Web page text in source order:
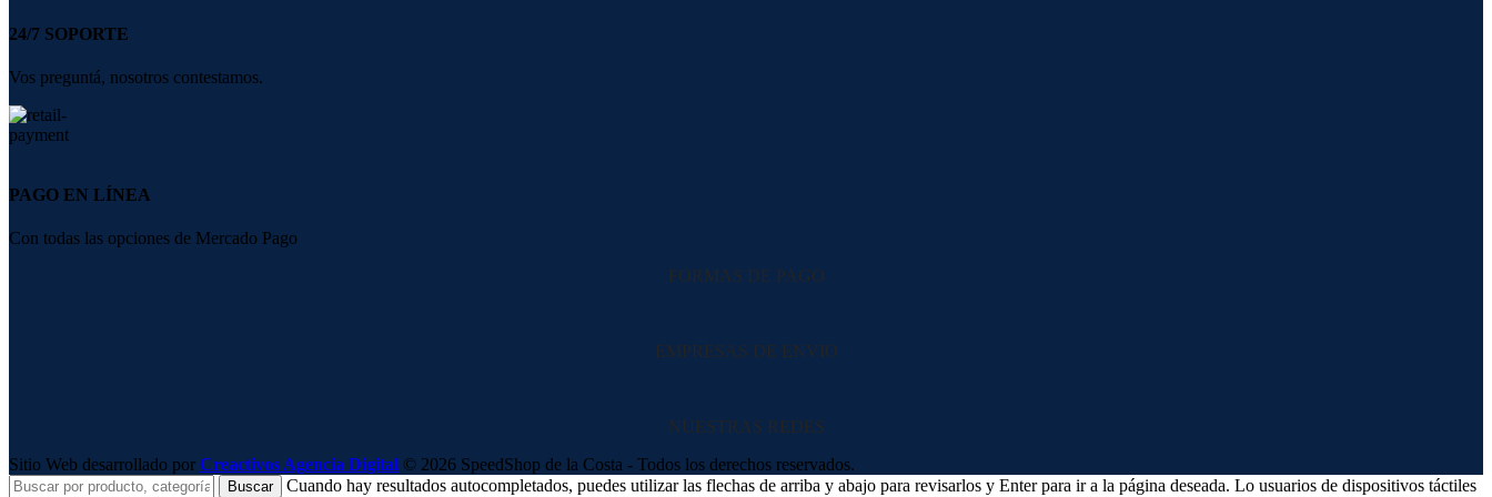
24/7 SOPORTE
Vos preguntá, nosotros contestamos.
PAGO EN LÍNEA
Con todas las opciones de Mercado Pago
FORMAS DE PAGO
EMPRESAS DE ENVIO
NUESTRAS REDES
Sitio Web desarrollado por Creactivos Agencia Digital © 2026 SpeedShop de la Costa - Todos los derechos reservados.
Buscar Cuando hay resultados autocompletados, puedes utilizar las flechas de arriba y abajo para revisarlos y Enter para ir a la página deseada. Lo usuarios de dispositivos táctiles